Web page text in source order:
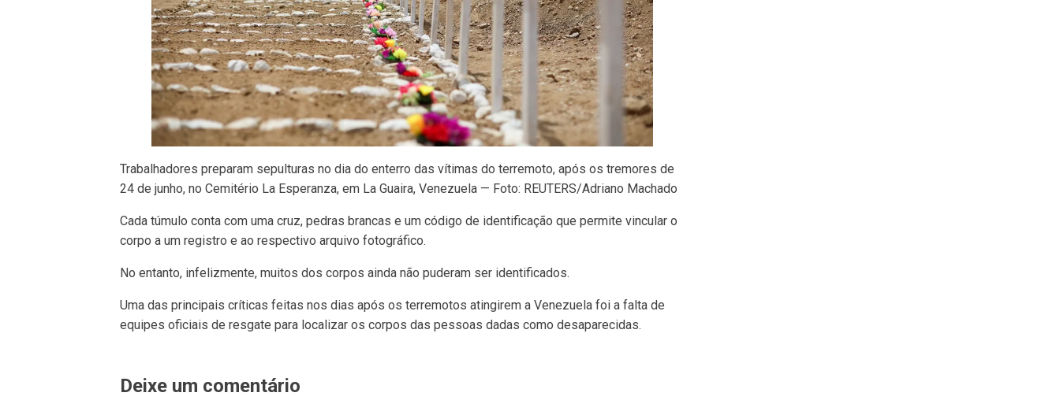
Trabalhadores preparam sepulturas no dia do enterro das vítimas do terremoto, após os tremores de
24 de junho, no Cemitério La Esperanza, em La Guaira, Venezuela — Foto: REUTERS/Adriano Machado
Cada túmulo conta com uma cruz, pedras brancas e um código de identificação que permite vincular o
corpo a um registro e ao respectivo arquivo fotográfico.
No entanto, infelizmente, muitos dos corpos ainda não puderam ser identificados.
Uma das principais críticas feitas nos dias após os terremotos atingirem a Venezuela foi a falta de
equipes oficiais de resgate para localizar os corpos das pessoas dadas como desaparecidas.
Deixe um comentário